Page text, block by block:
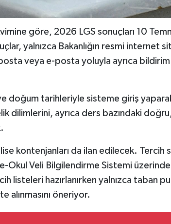
göre, 2026 LGS sonuçları 10
yalnızca Bakanlığın resmi internet
veya e-posta yoluyla ayrıca bildirim
doğum tarihleriyle sisteme giriş
dilimlerini, ayrıca ders bazındaki
kontenjanları da ilan edilecek. Tercih
Okul Veli Bilgilendirme Sistemi
listeleri hazırlanırken yalnızca taban
alınmasını öneriyor.